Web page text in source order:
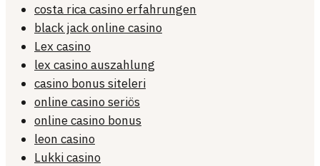
costa rica casino erfahrungen
black jack online casino
Lex casino
lex casino auszahlung
casino bonus siteleri
online casino seriös
online casino bonus
leon casino
Lukki casino